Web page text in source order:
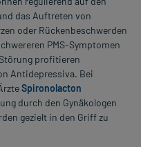
das Auftreten von
oder Rückenbeschwerden
PMS-Symptomen
profitieren
Antidepressiva. Bei
Spironolacton
durch den Gynäkologen
gezielt in den Griff zu